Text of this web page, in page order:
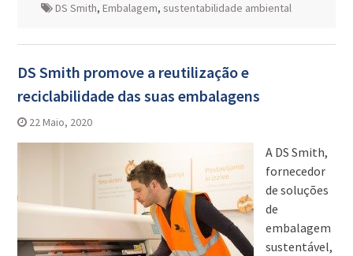
DS Smith, Embalagem, sustentabilidade ambiental
DS Smith promove a reutilização e
reciclabilidade das suas embalagens
22 Maio, 2020
A DS Smith,
fornecedor
de soluções
de
embalagem
sustentável,